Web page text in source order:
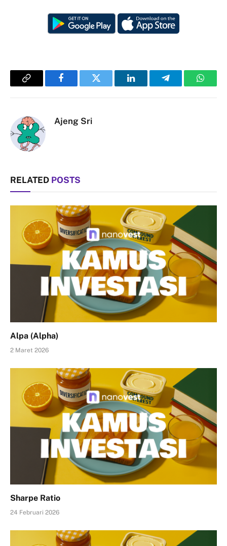
Copy
FacebookTwitter LinkedInTelegram
Ajeng Sri
RELATED POSTS
Alpa (Alpha)
2 Maret 2026
Sharpe Ratio
24 Februari 2026